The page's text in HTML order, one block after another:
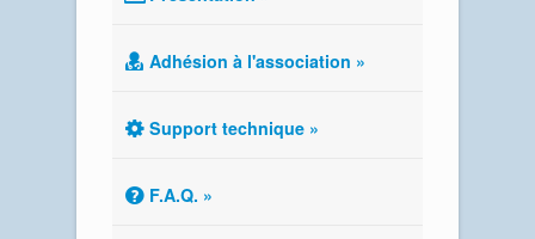
Adhésion à l'association »
Support technique »
F.A.Q. »